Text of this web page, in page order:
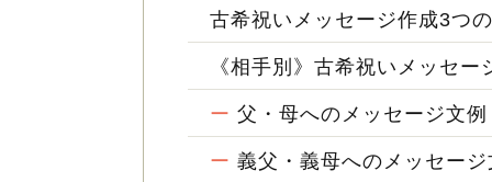
古希祝いメッセージ作成3つ
《相手別》古希祝いメッセー
ー 父・母へのメッセージ文例
ー 義父・義母へのメッセージ
2026.05.22
7月生まれの赤